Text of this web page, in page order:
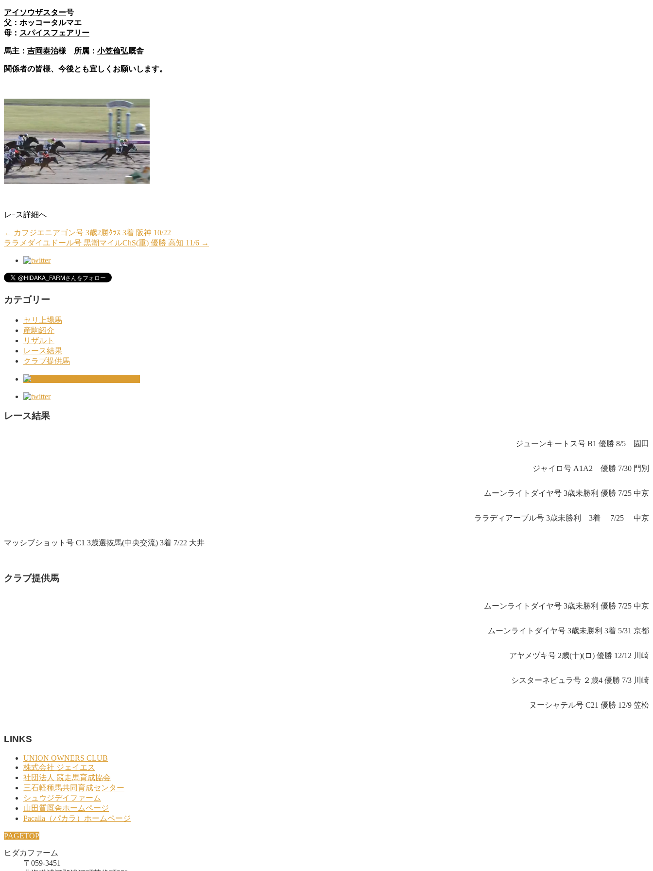
アイソウザスター号
父： ホッコータルマエ
母： スパイスフェアリー
馬主： 吉岡泰治様 所属： 小笠倫弘厩舎
関係者の皆様、今後とも宜しくお願いします。
レｰス詳細へ
← カフジエニアゴン号 3歳2勝ｸﾗｽ 3着 阪神 10/22
ララメダイユドール号 黒潮マイルChS(重) 優勝 高知 11/6 →
カテゴリー
セリ上場馬
産駒紹介
リザルト
レース結果
クラブ提供馬
レース結果
ジューンキートス号 B1 優勝 8/5 園田
ジャイロ号 A1A2 優勝 7/30 門別
ムーンライトダイヤ号 3歳未勝利 優勝 7/25 中京
ララディアーブル号 3歳未勝利 3着 7/25 中京
マッシブショット号 C1 3歳選抜馬(中央交流) 3着 7/22 大井
クラブ提供馬
ムーンライトダイヤ号 3歳未勝利 優勝 7/25 中京
ムーンライトダイヤ号 3歳未勝利 3着 5/31 京都
アヤメヅキ号 2歳(十)(ロ) 優勝 12/12 川崎
シスターネビュラ号 ２歳4 優勝 7/3 川崎
ヌーシャテル号 C21 優勝 12/9 笠松
LINKS
UNION OWNERS CLUB
株式会社 ジェイエス
社団法人 競走馬育成協会
三石軽種馬共同育成センター
シュウジデイファーム
山田質厩舎ホームページ
Pacalla（パカラ）ホームページ
PAGETOP
ヒダカファーム
〒059-3451